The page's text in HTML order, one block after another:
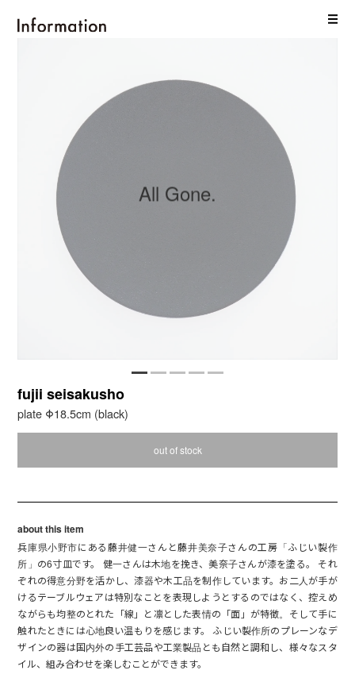
fujii seisakusho
plate Φ18.5cm (black)
out of stock
about this item
兵庫県小野市にある藤井健一さんと藤井美奈子さんの工房「ふじい製作
所」の6寸皿です。 健一さんは木地を挽き、美奈子さんが漆を塗る。 それ
ぞれの得意分野を活かし、漆器や木工品を制作しています。お二人が手が
けるテーブルウェアは特別なことを表現しようとするのではなく、控えめ
ながらも均整のとれた「線」と凛とした表情の「面」が特徴。そして手に
触れたときには心地良い温もりを感じます。 ふじい製作所のプレーンなデ
ザインの器は国内外の手工芸品や工業製品とも自然と調和し、様々なスタ
イル、組み合わせを楽しむことができます。